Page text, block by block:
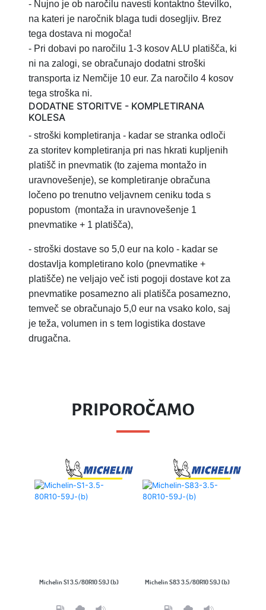
- Nujno je ob naročilu navesti kontaktno številko,
na kateri je naročnik blaga tudi dosegljiv. Brez
tega dostava ni mogoča!
- Pri dobavi po naročilu 1-3 kosov ALU platišča, ki
ni na zalogi, se obračunajo dodatni stroški
transporta iz Nemčije 10 eur. Za naročilo 4 kosov
tega stroška ni.
DODATNE STORITVE - KOMPLETIRANA
KOLESA
- stroški kompletiranja - kadar se stranka odloči
za storitev kompletiranja pri nas hkrati kupljenih
platišč in pnevmatik (to zajema montažo in
uravnovešenje), se kompletiranje obračuna
ločeno po trenutno veljavnem ceniku toda s
popustom (montaža in uravnovešenje 1
pnevmatike + 1 platišča),
- stroški dostave so 5,0 eur na kolo - kadar se
dostavlja kompletirano kolo (pnevmatike +
platišče) ne veljajo več isti pogoji dostave kot za
pnevmatike posamezno ali platišča posamezno,
temveč se obračunajo 5,0 eur na vsako kolo, saj
je teža, volumen in s tem logistika dostave
drugačna.
PRIPOROČAMO
Michelin S1 3.5/80R10 59J (b) Michelin S83 3.5/80R10 59J (b)